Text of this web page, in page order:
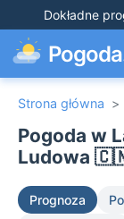
Dokładne
Strona główna >
Pogoda w
Ludowa
Prognoza